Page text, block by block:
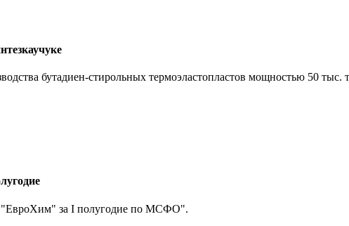
бутадиен-стирольных термоэластопластов мощностью 50
"ЕвроХим" за I полугодие по МСФО".